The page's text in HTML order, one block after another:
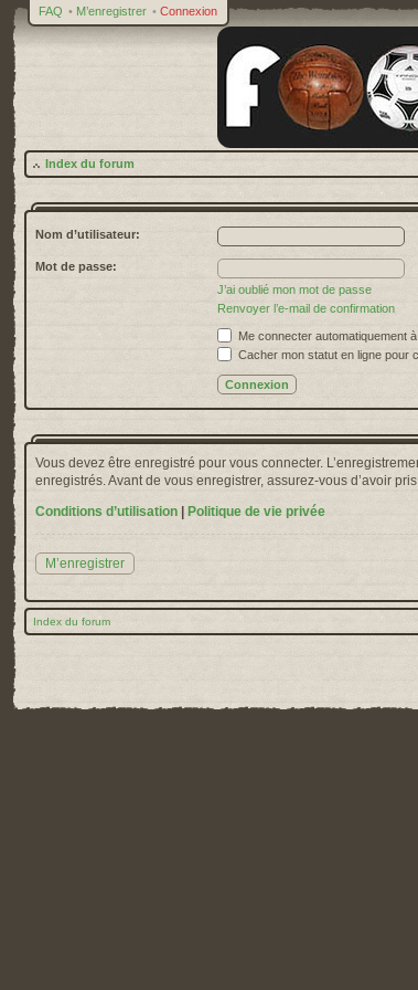
FAQ • M’enregistrer • Connexion
Index du forum
Nom d’utilisateur:
Mot de passe:
J’ai oublié mon mot de passe
Renvoyer l’e-mail de confirmation
Me connecter automatiquement
Cacher mon statut en ligne pour
Vous devez être enregistré pour vous connecter.
enregistrés. Avant de vous enregistrer, assurez-vous d’avoir
Conditions d’utilisation
Politique de vie privée
M’enregistrer
Index du forum